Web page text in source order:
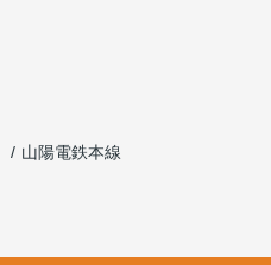
山陽電鉄本線